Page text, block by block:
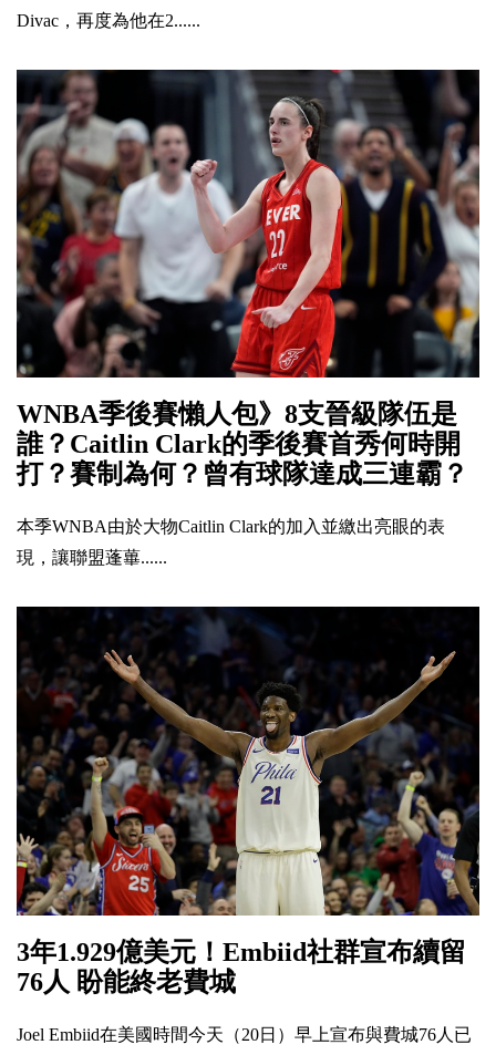
Divac，再度為他在2......
WNBA季後賽懶人包》8支晉級隊伍是
誰？Caitlin Clark的季後賽首秀何時開
打？賽制為何？曾有球隊達成三連霸？
本季WNBA由於大物Caitlin Clark的加入並繳出亮眼的表
現，讓聯盟蓬蓽......
3年1.929億美元！Embiid社群宣布續留
76人 盼能終老費城
Joel Embiid在美國時間今天（20日）早上宣布與費城76人已